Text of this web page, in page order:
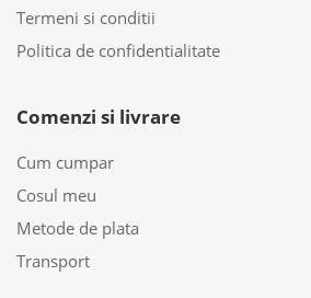
Termeni si conditii
Politica de confidentialitate
Comenzi si livrare
Cum cumpar
Cosul meu
Metode de plata
Transport